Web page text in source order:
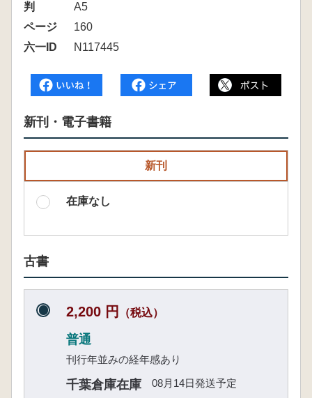
判
A5
ページ
160
六一ID
N117445
新刊・電子書籍
新刊
在庫なし
古書
2,200 円 （税込）
普通
刊行年並みの経年感あり
千葉倉庫在庫 08月14日発送予定